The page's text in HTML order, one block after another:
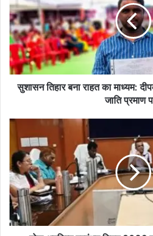
न
ति
हा
र
ब
ना
का
ध्य
:
दी
प
क
चं
सुशासन तिहार बना राहत का माध्यम:
जाति प्रमाण
ठो
अ
शि
ष्ट
प्र
बं
ध